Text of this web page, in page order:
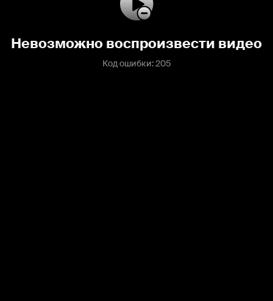
Невозможно воспроизвести видео
Код ошибки: 205